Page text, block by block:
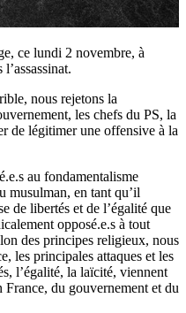
ce lundi 2 novembre, à
nous rejetons la
les chefs du PS, la
de légitimer une offensive à la
au fondamentalisme
musulman, en tant qu’il
de libertés et de l’égalité que
opposé.e.s à tout
des principes religieux, nous
les principales attaques et les
l’égalité, la laïcité, viennent
du gouvernement et du